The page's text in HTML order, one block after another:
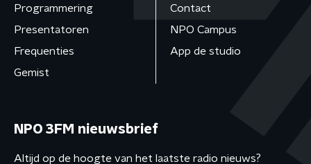
Programmering
Presentatoren
Frequenties
Gemist
Contact
NPO Campus
App de studio
NPO 3FM nieuwsbrief
Altijd op de hoogte van het laatste radio nieuws?